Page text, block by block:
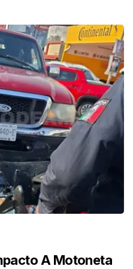
A Motoneta